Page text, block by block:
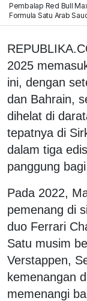
Pembalap Red Bull
Formula Satu Arab
2025
ini, dengan
dan Bahrain,
dihelat di
tepatnya di
dalam tiga
panggung
Pada 2022,
pemenang di
duo Ferrari
Satu musim
Verstappen,
kemenangan
memenangi